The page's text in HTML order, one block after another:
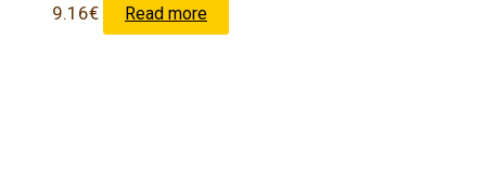
9.16€ Read more